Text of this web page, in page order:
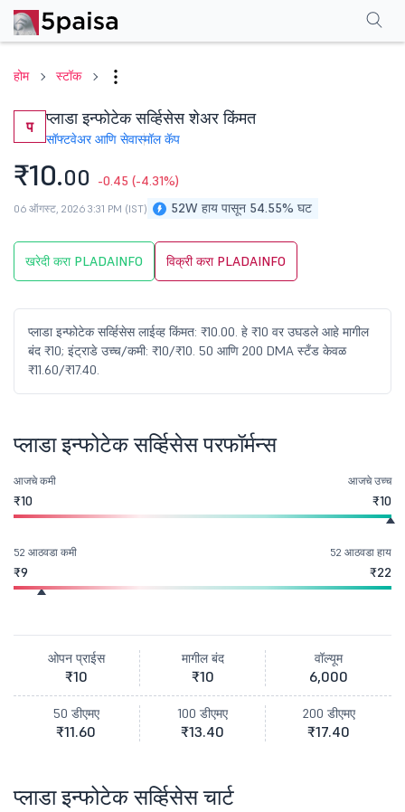
होम स्टॉक
प प्लाडा इन्फोटेक सर्व्हिसेस शेअर किंमत
सॉफ्टवेअर आणि सेवास्मॉल कॅप
₹10.00 -0.45 (-4.31%)
52W हाय पासून 54.55% घट
06 ऑगस्ट, 2026 3:31 PM (IST)
खरेदी करा PLADAINFO विक्री करा PLADAINFO
प्लाडा इन्फोटेक सर्व्हिसेस लाईव्ह किंमत: ₹10.00. हे ₹10 वर उघडले आहे मागील
बंद ₹10; इंट्राडे उच्च/कमी: ₹10/₹10. 50 आणि 200 DMA स्टँड केवळ
₹11.60/₹17.40.
परफॉर्मन्सफायनान्शियल्स एफएक्यू
प्लाडा इन्फोटेक सर्व्हिसेस परफॉर्मन्स
आजचे कमी
₹10
आजचे उच्च
₹10
52 आठवडा कमी
₹9
52 आठवडा हाय
₹22
ओपन प्राईस
₹10
मागील बंद
₹10
वॉल्यूम
6,000
50 डीएमए
₹11.60
100 डीएमए
₹13.40
200 डीएमए
₹17.40
प्लाडा इन्फोटेक सर्व्हिसेस चार्ट